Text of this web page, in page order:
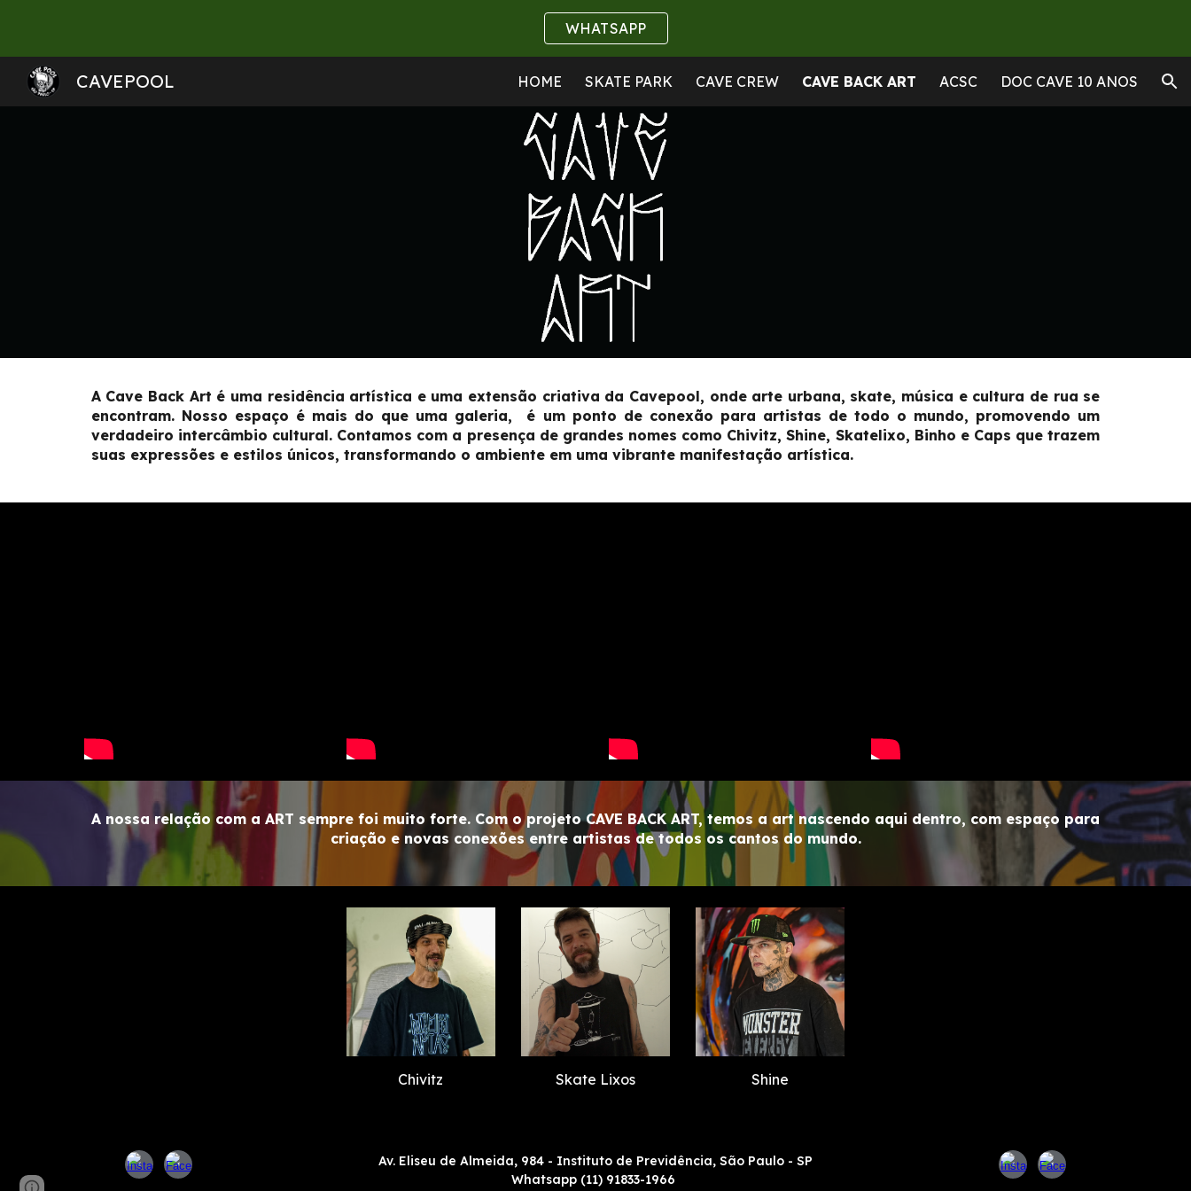
WHATSAPP
CAVEPOOL HOME SKATE PARK CAVE CREW CAVE BACK ART ACSC DOC CAVE 10 ANOS
A Cave Back Art é uma residência artística e uma extensão criativa da Cavepool, onde arte urbana, skate, música e cultura de rua se
encontram. Nosso espaço é mais do que uma galeria, é um ponto de conexão para artistas de todo o mundo, promovendo um
verdadeiro intercâmbio cultural. Contamos com a presença de grandes nomes como Chivitz, Shine, Skatelixo, Binho e Caps que trazem
suas expressões e estilos únicos, transformando o ambiente em uma vibrante manifestação artística.
A nossa relação com a ART sempre foi muito forte. Com o projeto CAVE BACK ART, temos a art nascendo aqui dentro, com espaço para
criação e novas conexões entre artistas de todos os cantos do mundo.
Chivitz Skate Lixos Shine
Av. Eliseu de Almeida, 984 - Instituto de Previdência, São Paulo - SP
Whatsapp (11) 91833-1966